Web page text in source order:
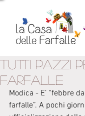
Tutti pazzi
farfalle
Modica - E’ “febbre
farfalle”. A pochi